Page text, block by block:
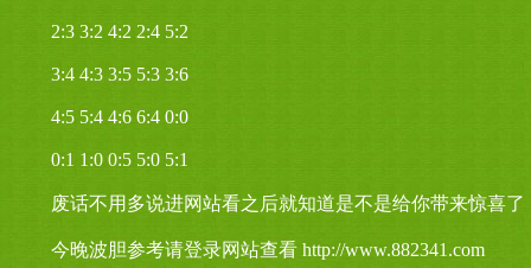
2:3 3:2 4:2 2:4 5:2
3:4 4:3 3:5 5:3 3:6
4:5 5:4 4:6 6:4 0:0
0:1 1:0 0:5 5:0 5:1
废话不用多说进网站看之后就知道是不是给你带来惊喜了
今晚波胆参考请登录网站查看 http://www.882341.com